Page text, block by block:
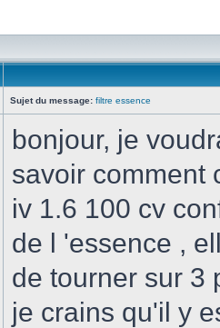
Sujet du message: filtre essence
bonjour, je
savoir comment
iv 1.6 100 cv
de l 'essence ,
de tourner sur 3
je crains qu'il y